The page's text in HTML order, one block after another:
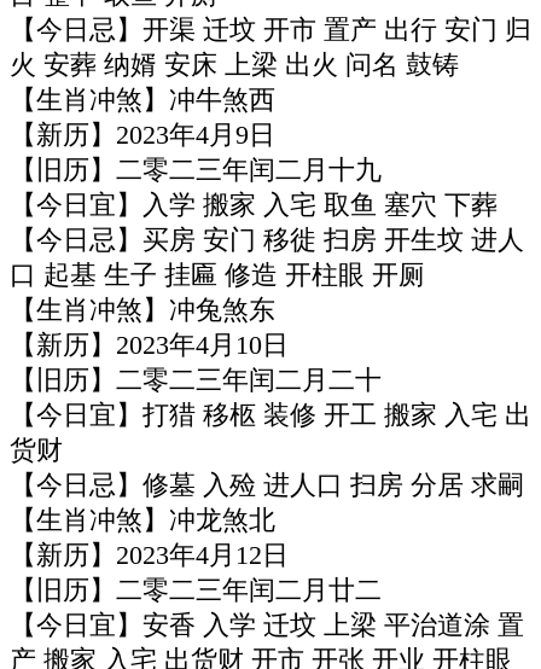
【今日忌】开渠 迁坟 开市 置产 出行 安门 归
火 安葬 纳婿 安床 上梁 出火 问名 鼓铸
【生肖冲煞】冲牛煞西
【新历】2023年4月9日
【旧历】二零二三年闰二月十九
【今日宜】入学 搬家 入宅 取鱼 塞穴 下葬
【今日忌】买房 安门 移徙 扫房 开生坟 进人
口 起基 生子 挂匾 修造 开柱眼 开厕
【生肖冲煞】冲兔煞东
【新历】2023年4月10日
【旧历】二零二三年闰二月二十
【今日宜】打猎 移柩 装修 开工 搬家 入宅 出
货财
【今日忌】修墓 入殓 进人口 扫房 分居 求嗣
【生肖冲煞】冲龙煞北
【新历】2023年4月12日
【旧历】二零二三年闰二月廿二
【今日宜】安香 入学 迁坟 上梁 平治道涂 置
产 搬家 入宅 出货财 开市 开张 开业 开柱眼